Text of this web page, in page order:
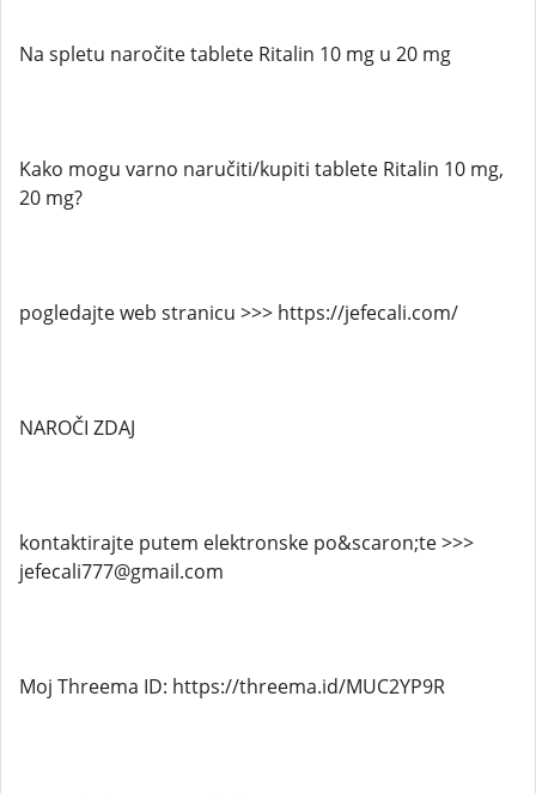
Na spletu naročite tablete Ritalin 10 mg u 20 mg
Kako mogu varno naručiti/kupiti tablete Ritalin 10 mg,
20 mg?
pogledajte web stranicu >>> https://jefecali.com/
NAROČI ZDAJ
kontaktirajte putem elektronske po&scaron;te >>>
jefecali777@gmail.com
Moj Threema ID: https://threema.id/MUC2YP9R